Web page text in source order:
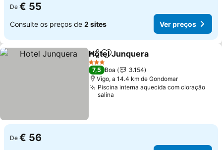
De € 55
Consulte os preços de 2 sites Ver preços
PartilharAdicionar aos favoritos
Hotel Junquera
3 Estrelas
7,5 Boa
3.154
Vigo, a 14.4 km de Gondomar
Piscina interna aquecida com cloração
salina
De € 56